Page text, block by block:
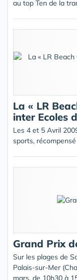
au top Ten de la
La « LR
inter Ecoles
Les 4 et 5 Avril
sports,
Grand Prix
Sur les plages de
Palais-sur-Mer
mars, de 10h30 à